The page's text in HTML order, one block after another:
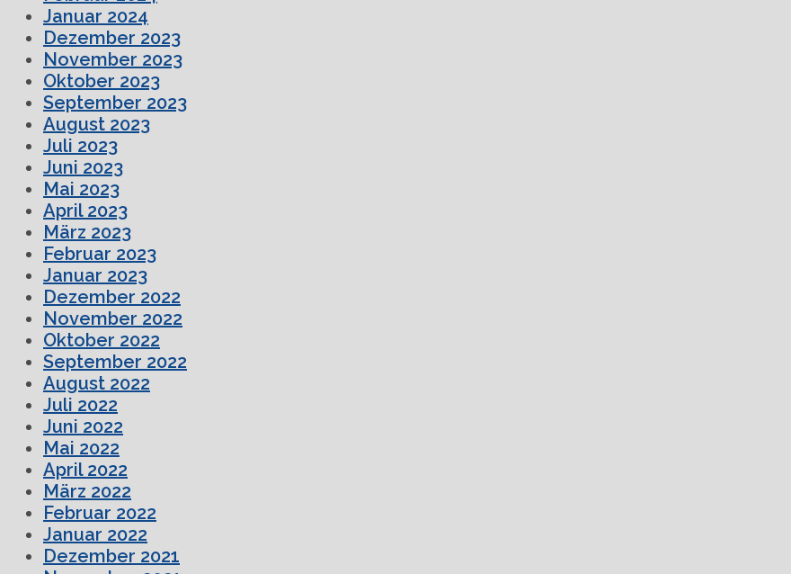
Januar 2024
Dezember 2023
November 2023
Oktober 2023
September 2023
August 2023
Juli 2023
Juni 2023
Mai 2023
April 2023
März 2023
Februar 2023
Januar 2023
Dezember 2022
November 2022
Oktober 2022
September 2022
August 2022
Juli 2022
Juni 2022
Mai 2022
April 2022
März 2022
Februar 2022
Januar 2022
Dezember 2021